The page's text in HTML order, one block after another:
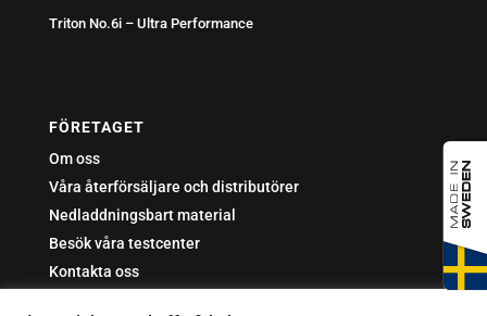
Triton No.6i – Ultra Performance
FÖRETAGET
Om oss
Våra återförsäljare och distributörer
Nedladdningsbart material
Besök våra testcenter
Kontakta oss